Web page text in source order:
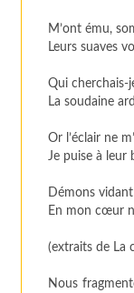
M’ont ému,
Leurs suaves
Qui cherchais-
La soudaine
Or l’éclair ne
Je puise à leur
Démons
En mon cœur
(extraits de La
Nous